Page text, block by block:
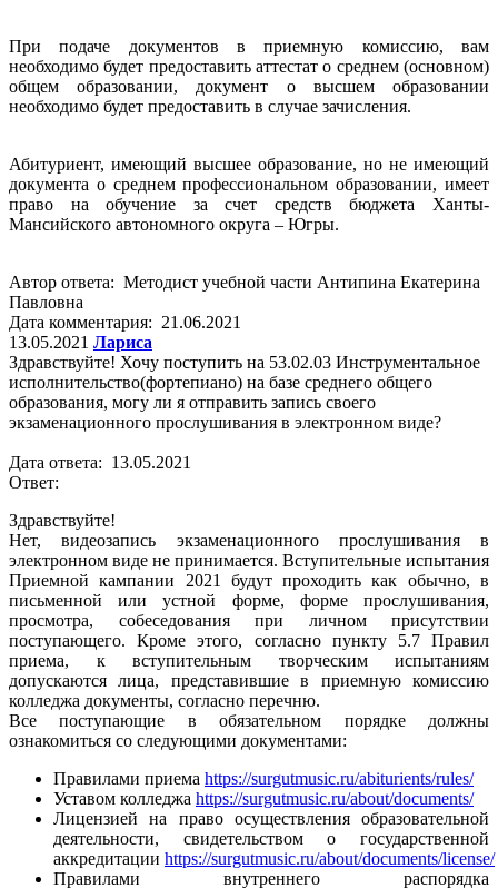
При подаче документов в приемную комиссию, вам
необходимо будет предоставить аттестат о среднем (основном)
общем образовании, документ о высшем образовании
необходимо будет предоставить в случае зачисления.
Абитуриент, имеющий высшее образование, но не имеющий
документа о среднем профессиональном образовании, имеет
право на обучение за счет средств бюджета Ханты-
Мансийского автономного округа – Югры.
Автор ответа: Методист учебной части Антипина Екатерина
Павловна
Дата комментария: 21.06.2021
13.05.2021 Лариса
Здравствуйте! Хочу поступить на 53.02.03 Инструментальное
исполнительство(фортепиано) на базе среднего общего
образования, могу ли я отправить запись своего
экзаменационного прослушивания в электронном виде?
Дата ответа: 13.05.2021
Ответ:
Здравствуйте!
Нет, видеозапись экзаменационного прослушивания в
электронном виде не принимается. Вступительные испытания
Приемной кампании 2021 будут проходить как обычно, в
письменной или устной форме, форме прослушивания,
просмотра, собеседования при личном присутствии
поступающего. Кроме этого, согласно пункту 5.7 Правил
приема, к вступительным творческим испытаниям
допускаются лица, представившие в приемную комиссию
колледжа документы, согласно перечню.
Все поступающие в обязательном порядке должны
ознакомиться со следующими документами:
Правилами приема https://surgutmusic.ru/abiturients/rules/
Уставом колледжа https://surgutmusic.ru/about/documents/
Лицензией на право осуществления образовательной
деятельности, свидетельством о государственной
аккредитации https://surgutmusic.ru/about/documents/license/
Правилами внутреннего распорядка